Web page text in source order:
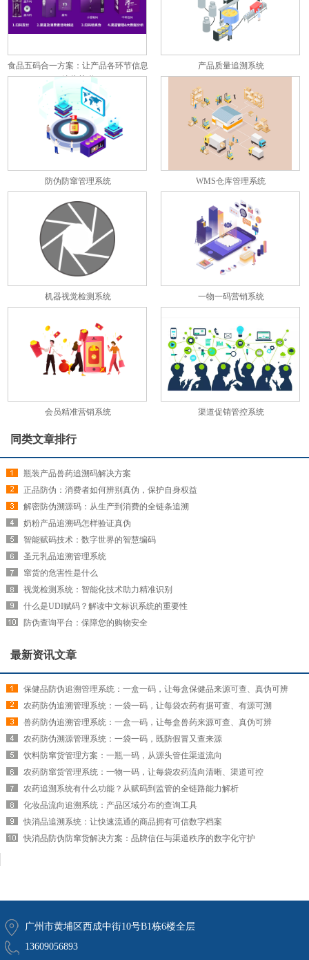
食品五码合一方案：让产品各环节信息
彼此关联
产品质量追溯系统
防伪防窜管理系统 WMS仓库管理系统
机器视觉检测系统 一物一码营销系统
会员精准营销系统 渠道促销管控系统
同类文章排行
瓶装产品兽药追溯码解决方案
正品防伪：消费者如何辨别真伪，保护自身权益
解密防伪溯源码：从生产到消费的全链条追溯
奶粉产品追溯码怎样验证真伪
智能赋码技术：数字世界的智慧编码
圣元乳品追溯管理系统
窜货的危害性是什么
视觉检测系统：智能化技术助力精准识别
什么是UDI赋码？解读中文标识系统的重要性
防伪查询平台：保障您的购物安全
最新资讯文章
保健品防伪追溯管理系统：一盒一码，让每盒保健品来源可查、真伪可辨
农药防伪追溯管理系统：一袋一码，让每袋农药有据可查、有源可溯
兽药防伪追溯管理系统：一盒一码，让每盒兽药来源可查、真伪可辨
农药防伪溯源管理系统：一袋一码，既防假冒又查来源
饮料防窜货管理方案：一瓶一码，从源头管住渠道流向
农药防窜货管理系统：一物一码，让每袋农药流向清晰、渠道可控
农药追溯系统有什么功能？从赋码到监管的全链路能力解析
化妆品流向追溯系统：产品区域分布的查询工具
快消品追溯系统：让快速流通的商品拥有可信数字档案
快消品防伪防窜货解决方案：品牌信任与渠道秩序的数字化守护
广州市黄埔区西成中街10号B1栋6楼全层
13609056893